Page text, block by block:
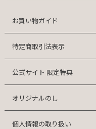
お買い物ガイド
特定商取引法表示
公式サイト 限定特典
オリジナルのし
個人情報の取り扱い